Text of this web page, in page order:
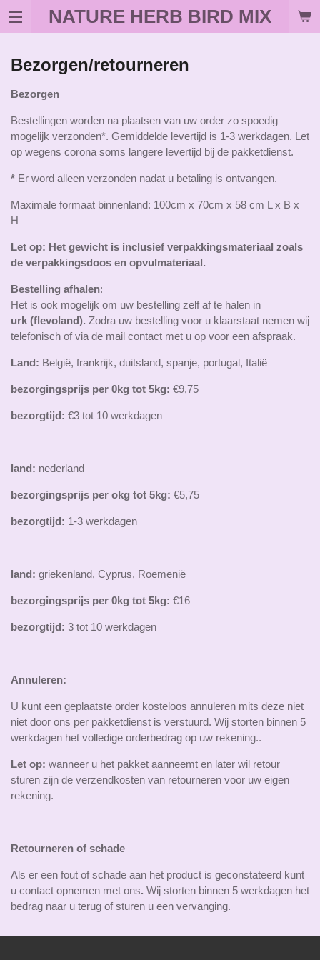
Ga
de
hoofdinhoud
NATURE HERB BIRD MIX
Bezorgen/retourneren
Bezorgen
Bestellingen worden na plaatsen van uw order zo spoedig
mogelijk verzonden*. Gemiddelde levertijd is 1-3 werkdagen. Let
op wegens corona soms langere levertijd bij de pakketdienst.
* Er word alleen verzonden nadat u betaling is ontvangen.
Maximale formaat binnenland: 100cm x 70cm x 58 cm ​L x B x
H
Let op: Het gewicht is inclusief verpakkingsmateriaal zoals
de verpakkingsdoos en opvulmateriaal.
Bestelling afhalen:
Het is ook mogelijk om uw bestelling zelf af te halen in
urk (flevoland). Zodra uw bestelling voor u klaarstaat nemen wij
telefonisch of via de mail contact met u op voor een afspraak.
Land: België, frankrijk, duitsland, spanje, portugal, Italië
bezorgingsprijs per 0kg tot 5kg: €9,75
bezorgtijd: €3 tot 10 werkdagen
land: nederland
bezorgingsprijs per okg tot 5kg: €5,75
bezorgtijd: 1-3 werkdagen
land: griekenland, Cyprus, Roemenië
bezorgingsprijs per 0kg tot 5kg: €16
bezorgtijd: 3 tot 10 werkdagen
Annuleren:
U kunt een geplaatste order kosteloos annuleren mits deze niet
niet door ons per pakketdienst is verstuurd. Wij storten binnen 5
werkdagen het volledige orderbedrag op uw rekening..
Let op: wanneer u het pakket aanneemt en later wil retour
sturen zijn de verzendkosten van retourneren voor uw eigen
rekening.
Retourneren of schade
Als er een fout of schade aan het product is geconstateerd kunt
u contact opnemen met ons. Wij storten binnen 5 werkdagen het
bedrag naar u terug of sturen u een vervanging.